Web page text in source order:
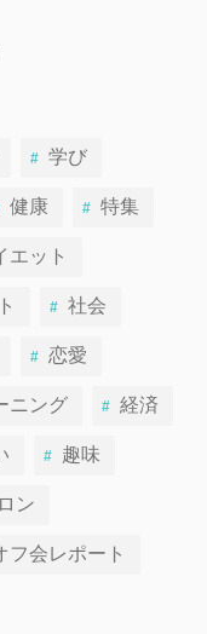
学び
健康 特集
エット
社会
恋愛
ニング 経済
趣味
ン
フ会レポート